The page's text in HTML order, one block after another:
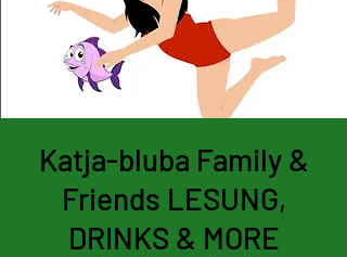
Katja-bluba Family &
Friends LESUNG,
DRINKS & MORE